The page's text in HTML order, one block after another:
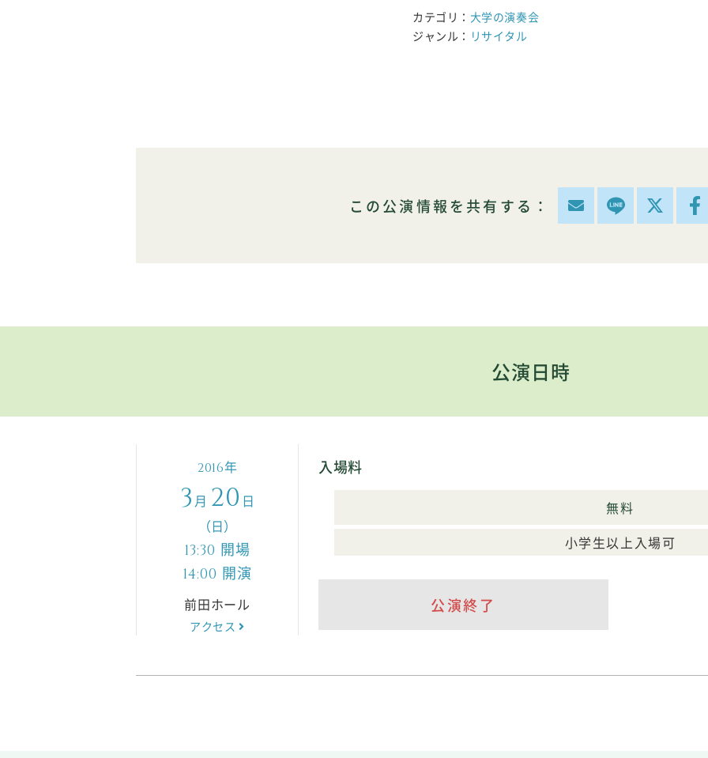
カテゴリ： 大学の演奏会
ジャンル： リサイタル
この公演情報を共有する：
公演日時
2016年
3 月 20 日
（日）
13:30 開場
14:00 開演
前田ホール
アクセス
入場料
無料
小学生以上入場可
公演終了